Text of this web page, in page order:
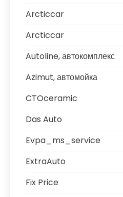
Arcticcar
Arcticcar
Autoline, автокомплекс
Azimut, автомойка
CTOceramic
Das Auto
Evpa_ms_service
ExtraAuto
Fix Price